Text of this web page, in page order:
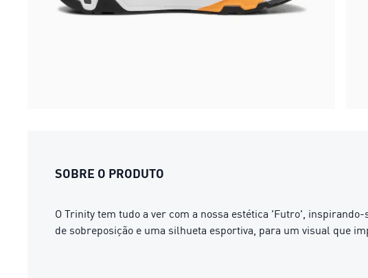
SOBRE O PRODUTO
O Trinity tem tudo a ver com a nossa estética 'Futro',
de sobreposição e uma silhueta esportiva, para um visual que